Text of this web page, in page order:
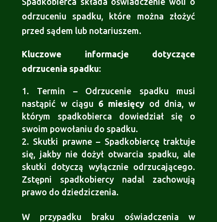
odrzuceniu spadku, które można złożyć
przed sądem lub notariuszem.
Kluczowe informacje dotyczące
odrzucenia spadku:
Termin – Odrzucenie spadku musi
nastąpić w ciągu 6 miesięcyod dnia, w
którym spadkobierca dowiedział się o
swoim powołaniu do spadku.
Skutki prawne – Spadkobiercę traktuje
się, jakby nie dożył otwarcia spadku, ale
skutki dotyczą wyłącznie odrzucającego.
Zstępni spadkobiercy nadal zachowują
prawo do dziedziczenia.
W przypadku braku oświadczenia w